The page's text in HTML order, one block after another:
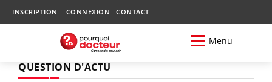
INSCRIPTION CONNEXION CONTACT
Menu
QUESTION D'ACTU